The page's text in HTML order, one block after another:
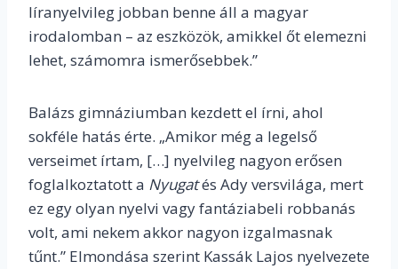
líranyelvileg jobban benne áll a magyar
irodalomban – az eszközök, amikkel őt elemezni
lehet, számomra ismerősebbek.”
Balázs gimnáziumban kezdett el írni, ahol
sokféle hatás érte. „Amikor még a legelső
verseimet írtam, […] nyelvileg nagyon erősen
foglalkoztatott a Nyugatés Ady versvilága, mert
ez egy olyan nyelvi vagy fantáziabeli robbanás
volt, ami nekem akkor nagyon izgalmasnak
tűnt.” Elmondása szerint Kassák Lajos nyelvezete